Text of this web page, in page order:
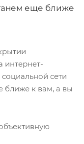
еще ближе
интернет-
сети
ближе к вам, а вы